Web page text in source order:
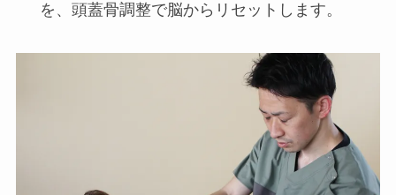
を、頭蓋骨調整で脳からリセットします。